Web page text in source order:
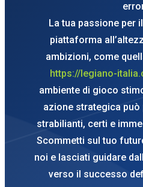
La tua passione per
piattaforma
ambizioni, come
https://legiano-
ambiente di gioco
azione strategica
strabilianti, certi e
Scommetti sul tuo
noi e lasciati guidare
verso il successo